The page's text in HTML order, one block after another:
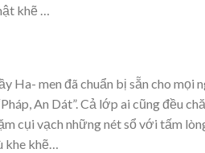
khẽ …
Ha- men đã chuẩn bị sẵn cho
An Dát”. Cả lớp ai cũng đều
cụi vạch những nét sổ với tấm
khe khẽ…